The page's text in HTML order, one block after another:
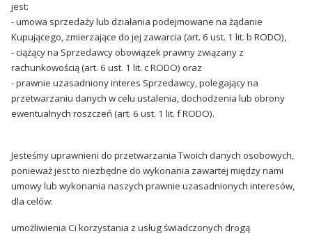
jest:
- umowa sprzedaży lub działania podejmowane na żądanie
Kupującego, zmierzające do jej zawarcia (art. 6 ust. 1 lit. b RODO),
- ciążący na Sprzedawcy obowiązek prawny związany z
rachunkowością (art. 6 ust. 1 lit. c RODO) oraz
- prawnie uzasadniony interes Sprzedawcy, polegający na
przetwarzaniu danych w celu ustalenia, dochodzenia lub obrony
ewentualnych roszczeń (art. 6 ust. 1 lit. f RODO).
Jesteśmy uprawnieni do przetwarzania Twoich danych osobowych,
ponieważ jest to niezbędne do wykonania zawartej między nami
umowy lub wykonania naszych prawnie uzasadnionych interesów,
dla celów:
umożliwienia Ci korzystania z usług świadczonych drogą